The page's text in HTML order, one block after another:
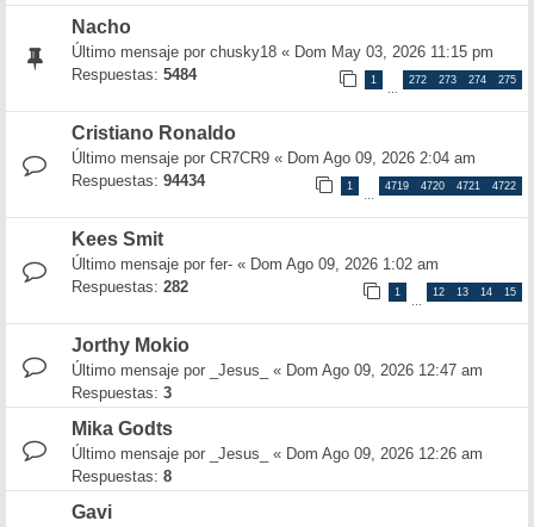
Nacho
Último mensaje por chusky18 « Dom May 03, 2026 11:15 pm
Respuestas: 5484 1
…
272 273 274 275
Cristiano Ronaldo
Último mensaje por CR7CR9 « Dom Ago 09, 2026 2:04 am
Respuestas: 94434 1
…
4719 4720 4721 4722
Kees Smit
Último mensaje por fer- « Dom Ago 09, 2026 1:02 am
Respuestas: 282 1
…
12 13 14 15
Jorthy Mokio
Último mensaje por _Jesus_ « Dom Ago 09, 2026 12:47 am
Respuestas: 3
Mika Godts
Último mensaje por _Jesus_ « Dom Ago 09, 2026 12:26 am
Respuestas: 8
Gavi